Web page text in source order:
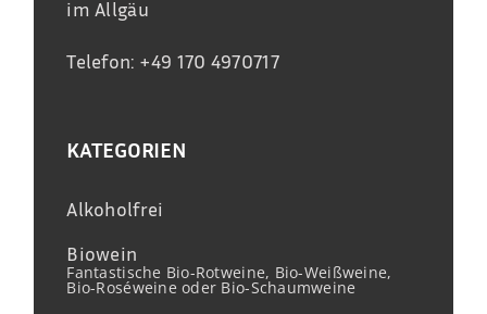
im Allgäu
Telefon: +49 170 4970717
KATEGORIEN
Alkoholfrei
Biowein
Fantastische Bio-Rotweine, Bio-Weißweine,
Bio-Roséweine oder Bio-Schaumweine